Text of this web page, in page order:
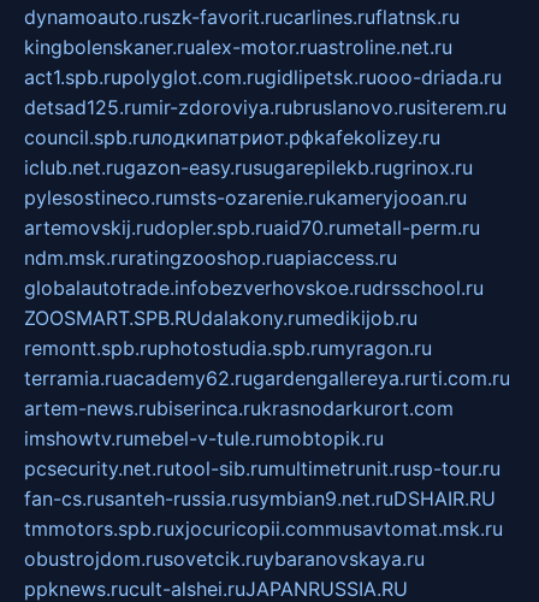
dynamoauto.ruszk-favorit.rucarlines.ruflatnsk.ru
kingbolenskaner.rualex-motor.ruastroline.net.ru
act1.spb.rupolyglot.com.rugidlipetsk.ruooo-driada.ru
detsad125.rumir-zdoroviya.rubruslanovo.rusiterem.ru
council.spb.ruлодкипатриот.рфkafekolizey.ru
iclub.net.rugazon-easy.rusugarepilekb.rugrinox.ru
pylesostineco.rumsts-ozarenie.rukameryjooan.ru
artemovskij.rudopler.spb.ruaid70.rumetall-perm.ru
ndm.msk.ruratingzooshop.ruapiaccess.ru
globalautotrade.infobezverhovskoe.rudrsschool.ru
ZOOSMART.SPB.RUdalakony.rumedikijob.ru
remontt.spb.ruphotostudia.spb.rumyragon.ru
terramia.ruacademy62.rugardengallereya.rurti.com.ru
artem-news.rubiserinca.rukrasnodarkurort.com
imshowtv.rumebel-v-tule.rumobtopik.ru
pcsecurity.net.rutool-sib.rumultimetrunit.rusp-tour.ru
fan-cs.rusanteh-russia.rusymbian9.net.ruDSHAIR.RU
tmmotors.spb.ruxjocuricopii.commusavtomat.msk.ru
obustrojdom.rusovetcik.ruybaranovskaya.ru
ppknews.rucult-alshei.ruJAPANRUSSIA.RU